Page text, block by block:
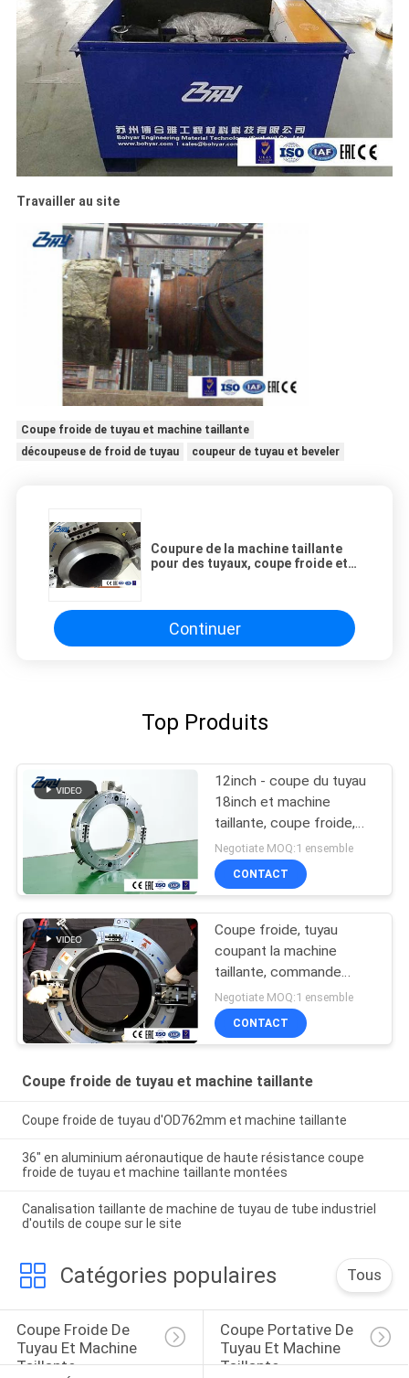
Travailler au site
Coupe froide de tuyau et machine taillante
découpeuse de froid de tuyau
coupeur de tuyau et beveler
Coupure de la machine taillante
pour des tuyaux, coupe froide et
Continuer
Top Produits
12inch - coupe du tuyau
18inch et machine
taillante, coupe froide,
coupe du tuyau 18inch,
tailler du tuyau 18inch
Negotiate MOQ:1 ensemble
CONTACT
Coupe froide, tuyau
coupant la machine
taillante, commande
portative et électrique
Negotiate MOQ:1 ensemble
CONTACT
Coupe froide de tuyau et machine taillante
Coupe froide de tuyau d'OD762mm et machine taillante
36" en aluminium aéronautique de haute résistance coupe
froide de tuyau et machine taillante montées
Canalisation taillante de machine de tuyau de tube industriel
d'outils de coupe sur le site
Catégories populaires Tous
Coupe Froide De
Tuyau Et Machine
Taillante
Coupe Portative De
Tuyau Et Machine
Taillante